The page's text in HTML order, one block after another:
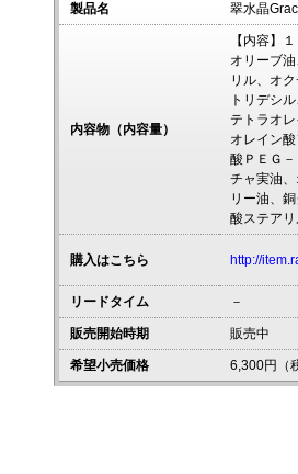
製品名 翠水晶
内容物（内容量）
【内容】
オリーブ
リル、オ
トリデシ
テトラオ
オレイン
酸ＰＥＧ
チャ実油
リー油、
酸ステア
購入はこちら http://
リードタイム －
販売開始時期 販売中
希望小売価格 6,300円（